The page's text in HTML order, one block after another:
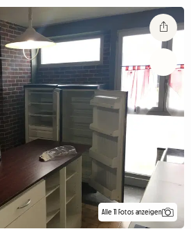
Alle 11 Fotos anzeigen